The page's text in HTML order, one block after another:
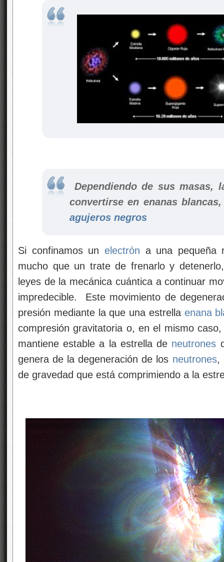
Dependiendo de sus masas,
convertirse en enanas
agujeros negros
Si confinamos un electrón a una pequeña
mucho que un trate de frenarlo y
leyes de la mecánica cuántica a continuar
impredecible. Este movimiento de
presión mediante la que una estrella enana
compresión gravitatoria o, en el mismo
mantiene estable a la estrella de neutrones
genera de la degeneración de los neutrones,
de gravedad que está comprimiendo a la